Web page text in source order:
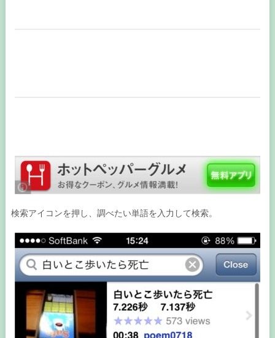
検索アイコンを押し、調べたい単語を入力して検索。